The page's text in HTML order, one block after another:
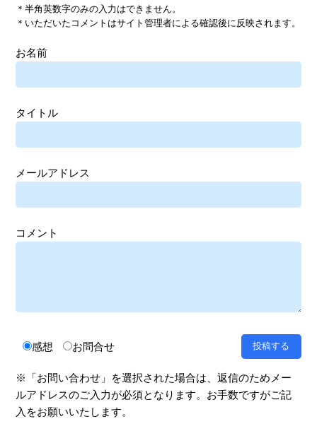
＊半角英数字のみの入力はできません。
＊いただいたコメントはサイト管理者による確認後に反映されます。
お名前
タイトル
メールアドレス
コメント
感想 お問合せ
※「お問い合わせ」を選択された場合は、返信のためメー
ルアドレスのご入力が必須となります。お手数ですがご記
入をお願いいたします。